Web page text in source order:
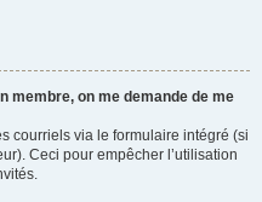
membre, on me demande de me
courriels via le formulaire intégré (si
Ceci pour empêcher l’utilisation